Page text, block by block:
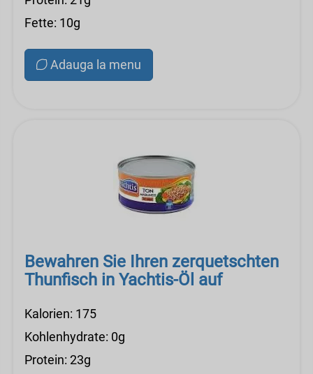
Fette: 10g
Adauga la menu
Bewahren Sie Ihren zerquetschten
Thunfisch in Yachtis-Öl auf
Kalorien: 175
Kohlenhydrate: 0g
Protein: 23g